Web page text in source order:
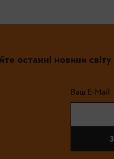
останні новини
Ваш E-Mail